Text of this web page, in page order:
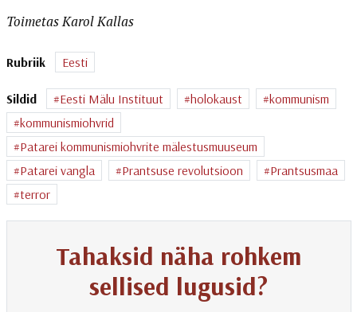
Toimetas Karol Kallas
Rubriik Eesti
Sildid Eesti Mälu Instituut holokaust
kommunism
kommunismiohvrid
Patarei kommunismiohvrite mälestusmuuseum
Patarei vangla
Prantsuse revolutsioon
Prantsusmaa
terror
Tahaksid näha rohkem
sellised lugusid?